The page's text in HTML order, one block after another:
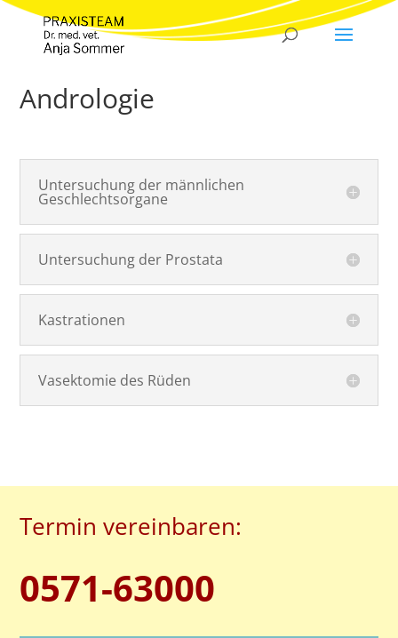
Andrologie
Untersuchung der männlichen
Geschlechtsorgane
Untersuchung der Prostata
Kastrationen
Vasektomie des Rüden
Termin vereinbaren:
0571-63000